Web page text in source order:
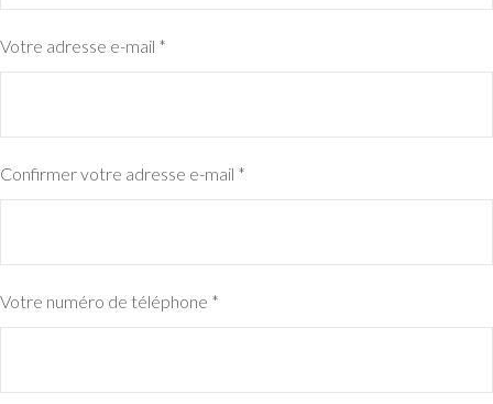
Votre adresse e-mail *
Confirmer votre adresse e-mail *
Votre numéro de téléphone *